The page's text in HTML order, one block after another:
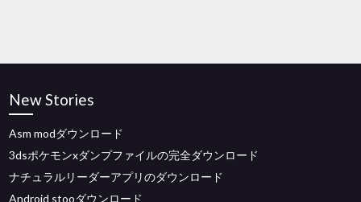
New Stories
Asm modダウンロード
3dsポケモンxダンプファイルの完全ダウンロード
ナチュラルリーダーアプリのダウンロード
Android stooダウンロード